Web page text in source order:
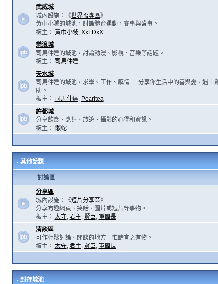
武威城
城內設施：《世界盃專區》
黃巾小賊的城池，討論體育運動，賽事與盛事。
板主： 黃巾小賊, XxEDxX
樂浪城
司馬仲達的城池，討論動漫、影視、音樂等話題。
板主：
司馬仲達
天水城
司馬仲達的城池，求學、工作、感情......分享你生活中的喜與憂。遇上
助。
板主：
司馬仲達, Pearltea
許都城
分享飲食、烹飪、旅遊、攝影的心得和資訊。
板主： 懶蛇
其他話題
討論區
分享區
城內設施：《短片分享區》
分享有趣網頁、笑話、圖片或短片等事物。
板主： 太守, 君主, 賢臣, 軍團長
清談區
可作輕鬆討論、閒談的地方，惟請言之有物。
板主： 太守, 君主, 賢臣, 軍團長
封存城池